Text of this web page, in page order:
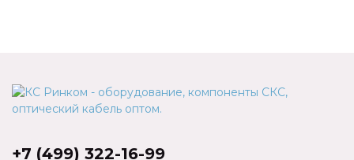
+7 (499) 322-16-99